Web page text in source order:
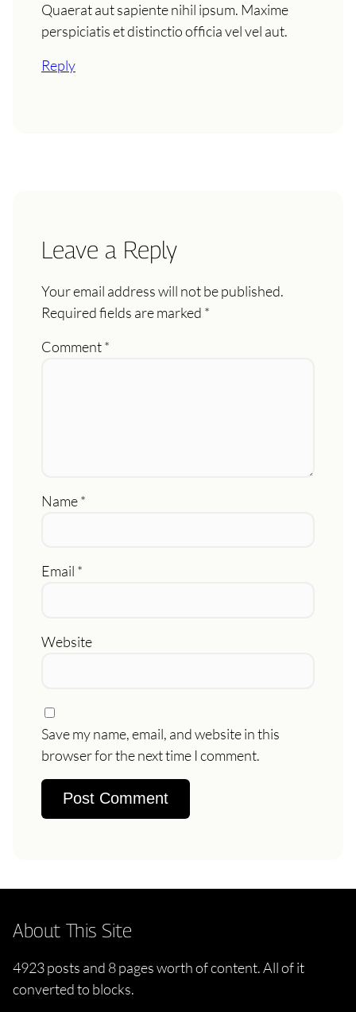
Quaerat aut sapiente nihil ipsum. Maxime
perspiciatis et distinctio officia vel vel aut.
Reply
Leave a Reply
Your email address will not be published.
Required fields are marked *
Comment*
Name*
Email *
Website
Save my name, email, and website in this
browser for the next time I comment.
About This Site
4923 posts and 8 pages worth of content. All of it
converted to blocks.